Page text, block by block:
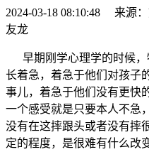
2024-03-18 08:10:48 来源
友龙
早期刚学心理学的时候
长着急，着急于他们对孩子
事儿，着急于他们没有更快
一个感受就是只要本人不急
没有在这摔跟头或者没有摔
定的程度，是很难有什么改